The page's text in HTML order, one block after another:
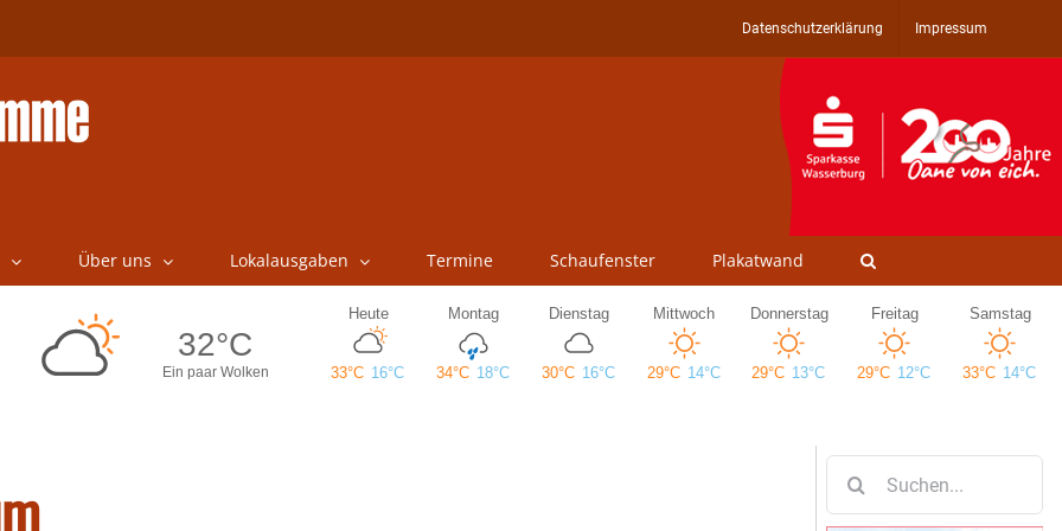
Datenschutzerklärung Impressum
Über uns Lokalausgaben Termine Schaufenster Plakatwand
nach: